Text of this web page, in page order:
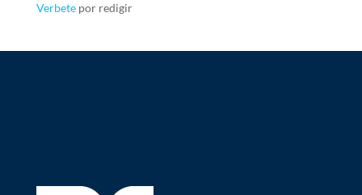
Verbetepor redigir